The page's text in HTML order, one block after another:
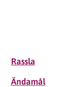
Rassla
Ändamål